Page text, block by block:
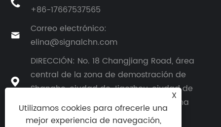

+86-17667537565

Correo electrónico:
elina@signalchn.com

DIRECCIÓN: No. 18 Changjiang Road, área
central de la zona de demostración de
Shanghe, ciudad de Jiaozhou, ciudad de
Qingdao, provincia de Shandong, China
X
Utilizamos cookies para ofrecerle una
mejor experiencia de navegación,